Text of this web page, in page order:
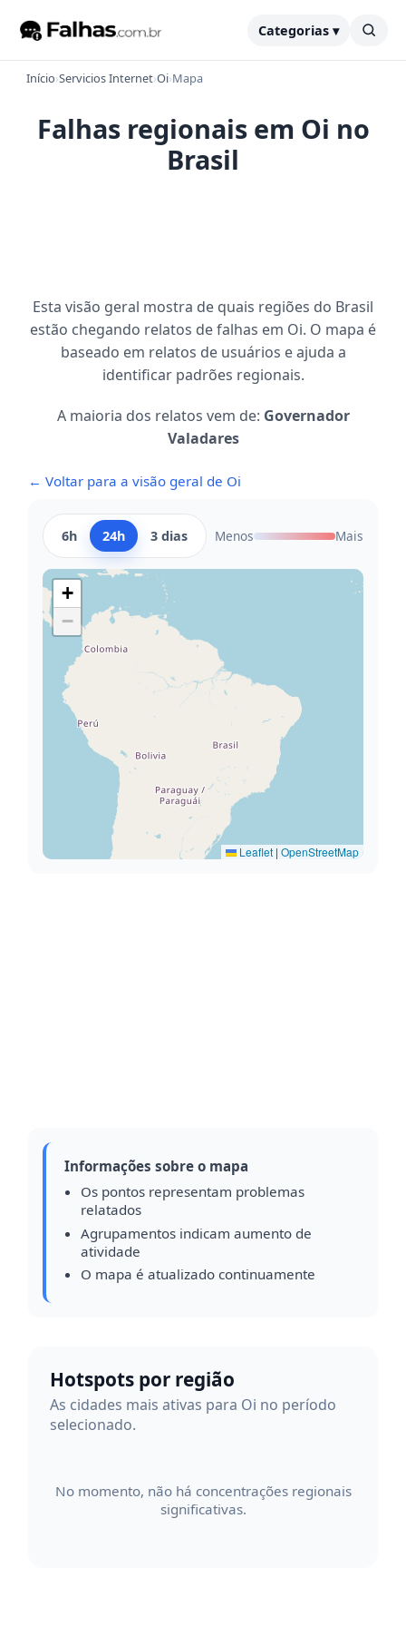
Categorias ▾
Início›Servicios Internet›Oi›Mapa
Falhas regionais em Oi no
Brasil
Esta visão geral mostra de quais regiões do Brasil
estão chegando relatos de falhas em Oi. O mapa é
baseado em relatos de usuários e ajuda a
identificar padrões regionais.
A maioria dos relatos vem de: Governador
Valadares
← Voltar para a visão geral de Oi
6h 24h 3 dias Menos Mais
+
−
Leaflet | OpenStreetMap
Informações sobre o mapa
Os pontos representam problemas
relatados
Agrupamentos indicam aumento de
atividade
O mapa é atualizado continuamente
Hotspots por região
As cidades mais ativas para Oi no período
selecionado.
No momento, não há concentrações regionais
significativas.